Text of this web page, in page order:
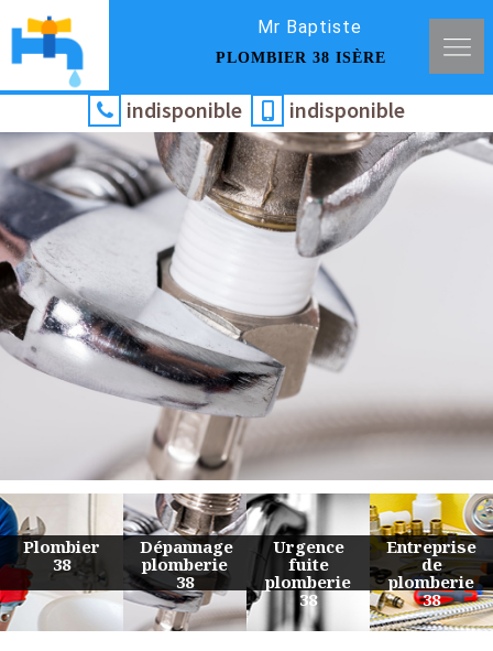
Mr Baptiste
PLOMBIER 38 ISÈRE
indisponible indisponible
Urgence
fuite
plomberie
38
Entreprise
de
plomberie
38
Travaux
de
plomberie
38
Devis
plomberie
38